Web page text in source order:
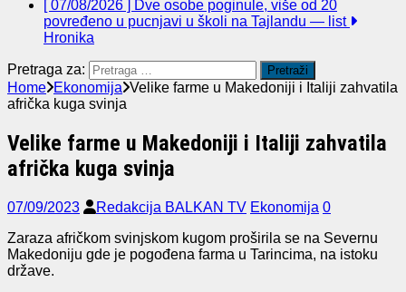
[ 07/08/2026 ] Dve osobe poginule, više od 20
povređeno u pucnjavi u školi na Tajlandu — list
Hronika
Pretraga za:
Home Ekonomija Velike farme u Makedoniji i Italiji zahvatila
afrička kuga svinja
Velike farme u Makedoniji i Italiji zahvatila
afrička kuga svinja
07/09/2023 Redakcija BALKAN TV Ekonomija 0
Zaraza afričkom svinjskom kugom proširila se na Severnu
Makedoniju gde je pogođena farma u Tarincima, na istoku
države.